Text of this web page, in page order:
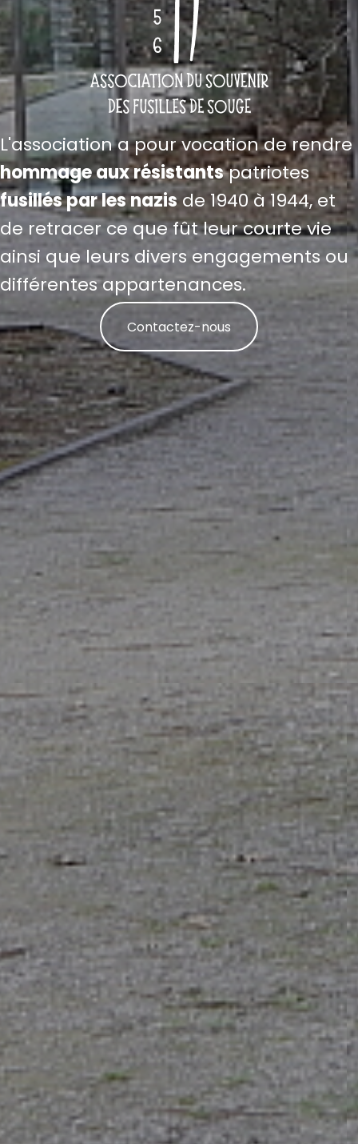
L'association a pour vocation de rendre
hommage aux résistantspatriotes
fusillés par les nazisde 1940 à 1944, et
de retracer ce que fût leur courte vie
ainsi que leurs divers engagements ou
différentes appartenances.
Contactez-nous